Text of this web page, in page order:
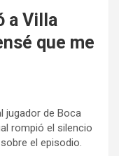
a Villa
que me
jugador de Boca
rompió el silencio
el episodio.